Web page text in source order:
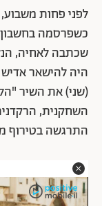
לפני פחות משבוע,
כשפרסמה
שכתבה לאחיה,
היה להישאר
(שני) את השיר
השחקנית,
התרגשה בטירוף